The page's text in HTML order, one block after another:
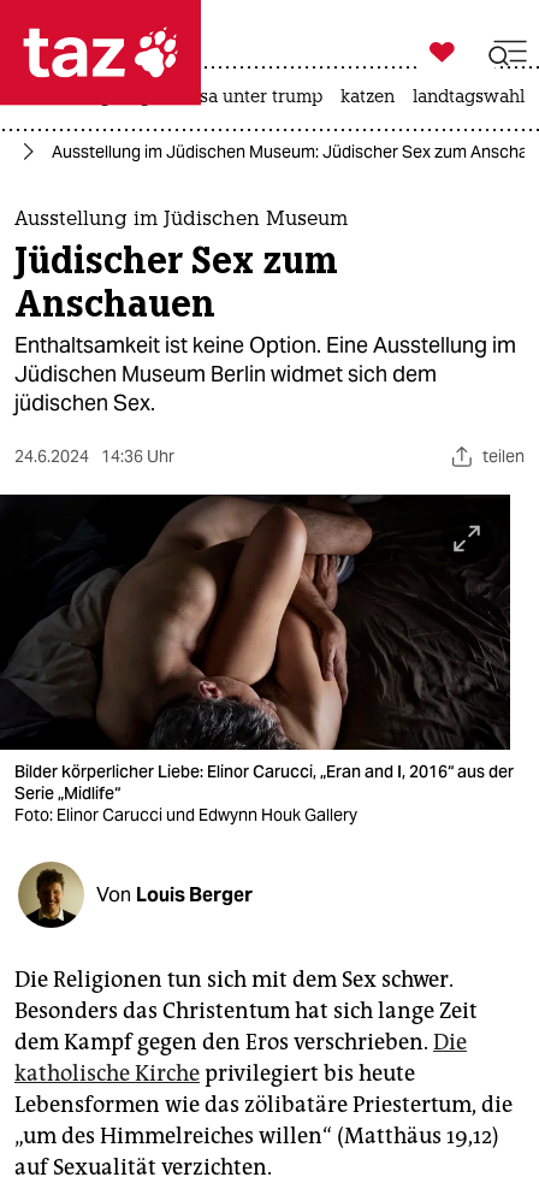
 taz zahl ich
taz zahl ich
themen
politik
öko
gesellschaft
sport
wahrheit
verlag
verlag
veranstaltungen
fragen & hilfe
abo
genossenschaft
epaper login

taz zahl ich
usa unter trump katzen landtagswahl
Ausstellung im Jüdischen Museum: Jüdischer Sex zum
Ausstellung im Jüdischen Museum
Jüdischer Sex zum
Anschauen
Enthaltsamkeit ist keine Option. Eine Ausstellung im
Jüdischen Museum Berlin widmet sich dem
jüdischen Sex.
24.6.2024 14:36 Uhr teilen
Bilder körperlicher Liebe: Elinor Carucci, „Eran and I, 2016“ aus der
Serie „Midlife“
Foto: Elinor Carucci und Edwynn Houk Gallery
Von Louis Berger
Die Religionen tun sich mit dem Sex schwer.
Besonders das Christentum hat sich lange Zeit
dem Kampf gegen den Eros verschrieben. Die
katholische Kircheprivilegiert bis heute
Lebensformen wie das zölibatäre Priestertum, die
„um des Himmelreiches willen“ (Matthäus 19,12)
auf Sexualität verzichten.